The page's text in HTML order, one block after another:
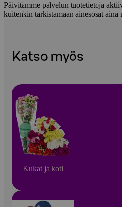
Päivitämme palvelun tuotetietoja
kuitenkin tarkistamaan ainesosat aina
Katso myös
Kukat ja koti